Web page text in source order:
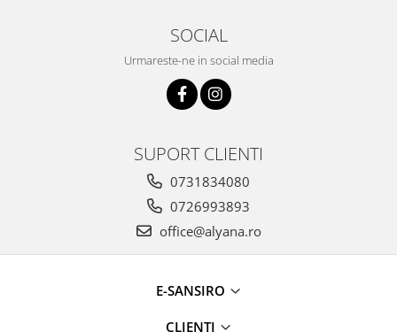
SOCIAL
Urmareste-ne in social media
SUPORT CLIENTI
0731834080
0726993893
office@alyana.ro
E-SANSIRO
CLIENTI